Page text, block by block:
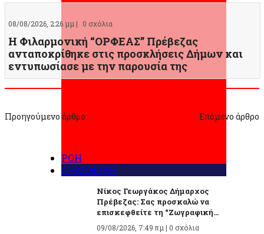
08/08/2026, 2:26 μμ | 0 σχόλια
Η Φιλαρμονική “ΟΡΦΕΑΣ” Πρέβεζας
ανταποκρίθηκε στις προσκλήσεις Δήμων και
εντυπωσίασε με την παρουσία της
Προηγούμενο άρθρο Επόμενο άρθρο
ΡΟΗ
ΔΗΜΟΦΙΛΗ
Νίκος Γεωργάκος Δήμαρχος
Πρέβεζας: Σας προσκαλώ να
επισκεφθείτε τη “Ζωγραφική...
09/08/2026, 7:49 πμ | 0 σχόλια